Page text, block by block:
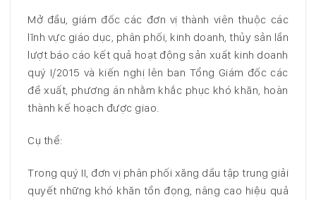
Mở đầu, giám đốc các đơn vị thành viên thuộc các
lĩnh vực giáo dục, phân phối, kinh doanh, thủy sản lần
lượt báo cáo kết quả hoạt động sản xuất kinh doanh
quý I/2015 và kiến nghị lên ban Tổng Giám đốc các
đề xuất, phương án nhằm khắc phục khó khăn, hoàn
thành kế hoạch được giao.
Cụ thể:
Trong quý II, đơn vị phân phối xăng dầu tập trung giải
quyết những khó khăn tồn đọng, nâng cao hiệu quả